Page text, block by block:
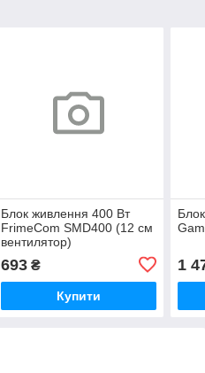
Блок живлення 400 Вт
FrimeCom SMD400 (12 см
вентилятор)
693₴
Купити
1